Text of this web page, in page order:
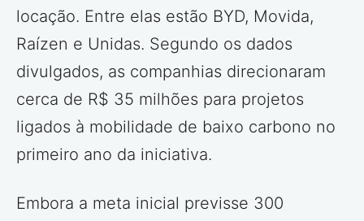
locação. Entre elas estão BYD, Movida,
Raízen e Unidas. Segundo os dados
divulgados, as companhias direcionaram
cerca de R$ 35 milhões para projetos
ligados à mobilidade de baixo carbono no
primeiro ano da iniciativa.
Embora a meta inicial previsse 300